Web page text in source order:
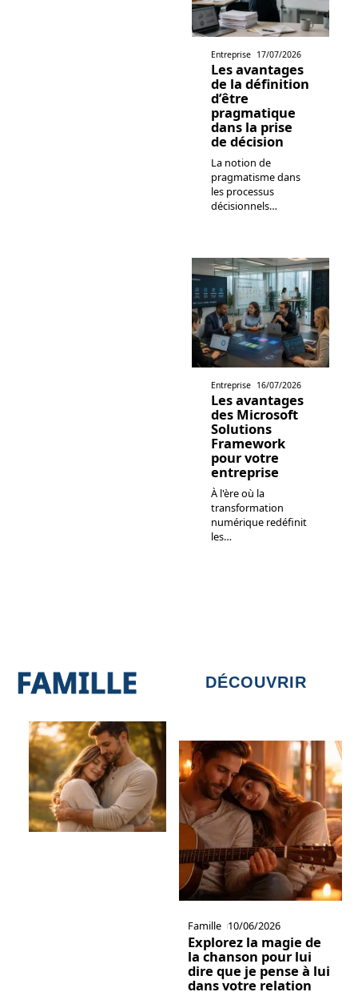
Entreprise 17/07/2026
Les avantages
de la définition
d’être
pragmatique
dans la prise
de décision
La notion de
pragmatisme dans
les processus
décisionnels…
Entreprise 16/07/2026
Les avantages
des Microsoft
Solutions
Framework
pour votre
entreprise
À l'ère où la
transformation
numérique redéfinit
les…
FAMILLE DÉCOUVRIR
Famille 10/06/2026
Explorez la magie de
la chanson pour lui
dire que je pense à lui
dans votre relation